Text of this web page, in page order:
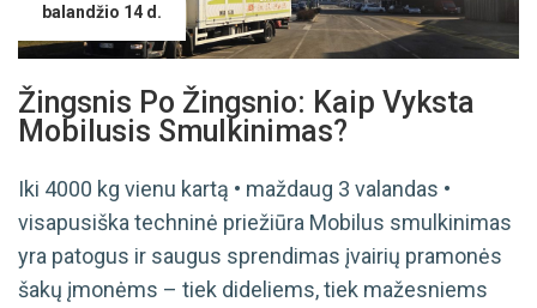
balandžio 14 d.
Žingsnis Po Žingsnio: Kaip Vyksta
Mobilusis Smulkinimas?
Iki 4000 kg vienu kartą • maždaug 3 valandas •
visapusiška techninė priežiūra Mobilus smulkinimas
yra patogus ir saugus sprendimas įvairių pramonės
šakų įmonėms – tiek dideliems, tiek mažesniems